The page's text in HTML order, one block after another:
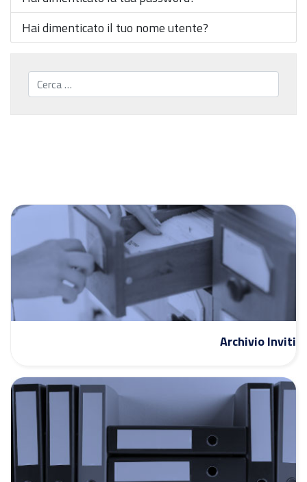
Hai dimenticato il tuo nome utente?
Cerca...
Archivio Inviti